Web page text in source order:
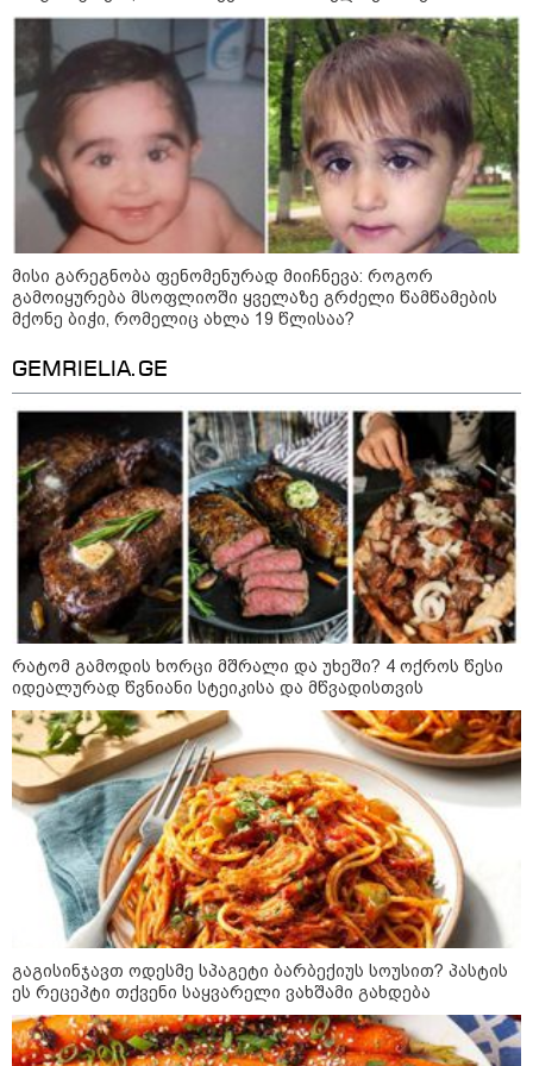
განმავლობაში
წარმოუდგენელი
ფსიქოლოგიური ტერორის ქვეშ
არის" - რას აცხადებს ნია
იმნაძის ადვოკატი?
კატეგორიის ყველა სიახლე
რატომ ჩაბნელდა საქართველო
მესამედ: საბოტაჟი, ტექნიკური
ხარვეზი თუ
არაპროფესიონალიზმი?! -
სანდრო თვალჭრელიძის ანალიზი
თამაშები, რომლებიც დიდი
სისხლის ფასად ჯდება
„ოქტომბრისთვის საქართველოს
არჩევანის გაკეთება მოუწევს...
„ორ სკამზე ჯდომის“
შესაძლებლობა შეიძლება
დასრულდეს“ - მირიან
მირიანაშვილის ანალიზი
ჯარისკაცი, რომელიც 29 წელი
იბრძოდა, რადგან ომის
დამთავრების არ სჯეროდა...
მეცნიერება
მისი გარეგნობა ფენომენურად მიიჩნევა: როგორ
გამოიყურება მსოფლიოში ყველაზე გრძელი წამწამების
მქონე ბიჭი, რომელიც ახლა 19 წლისაა?
GEMRIELIA.GE
რატომ გამოდის ხორცი მშრალი და უხეში? 4 ოქროს წესი
იდეალურად წვნიანი სტეიკისა და მწვადისთვის
გაგისინჯავთ ოდესმე სპაგეტი ბარბექიუს სოუსით? პასტის
ეს რეცეპტი თქვენი საყვარელი ვახშამი გახდება